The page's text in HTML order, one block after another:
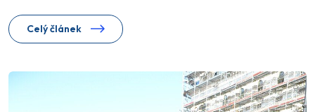
Celý článek